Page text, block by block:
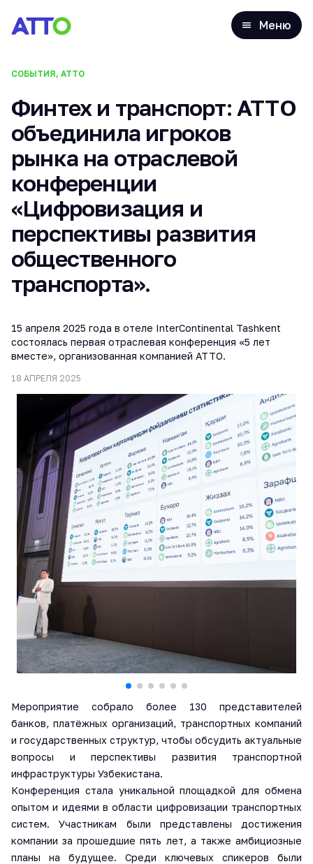
Меню
СОБЫТИЯ, АТТО
Финтех и транспорт: ATTO
объединила игроков
рынка на отраслевой
конференции
«Цифровизация и
перспективы развития
общественного
транспорта».
15 апреля 2025 года в отеле InterContinental Tashkent
состоялась первая отраслевая конференция «5 лет
вместе», организованная компанией ATTO.
18 АПРЕЛЯ 2025
Мероприятие собрало более 130 представителей
банков, платёжных организаций, транспортных компаний
и государственных структур, чтобы обсудить актуальные
вопросы и перспективы развития транспортной
инфраструктуры Узбекистана.
Конференция стала уникальной площадкой для обмена
опытом и идеями в области цифровизации транспортных
систем. Участникам были представлены достижения
компании за прошедшие пять лет, а также амбициозные
планы на будущее. Среди ключевых спикеров были